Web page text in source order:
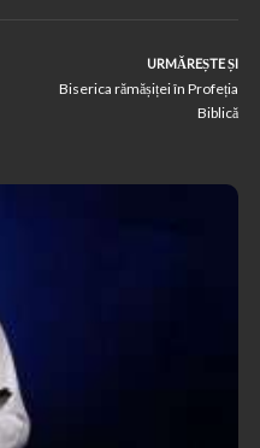
URMĂREȘTE ȘI
Biserica rămășiței în Profeția
Biblică